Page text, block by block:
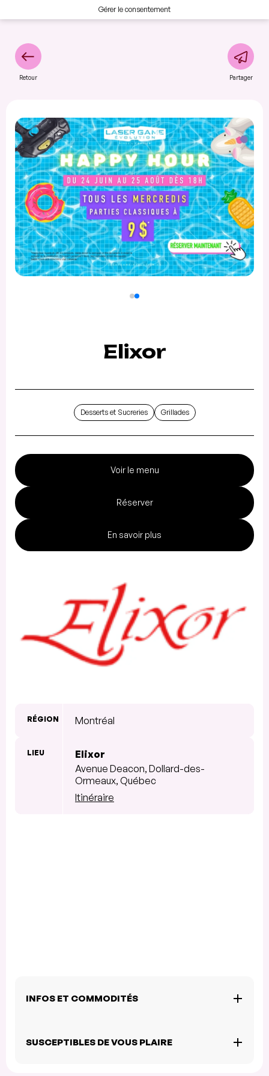
Gérer le consentement
Retour Partager
Elixor
Desserts et Sucreries Grillades
Voir le menu
Réserver
En savoir plus
RÉGION Montréal
LIEU
Elixor
Avenue Deacon, Dollard-des-
Ormeaux, Québec
Itinéraire
INFOS ET COMMODITÉS
SUSCEPTIBLES DE VOUS PLAIRE